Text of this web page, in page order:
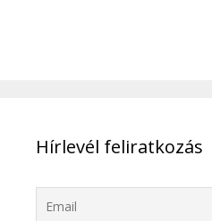
Hírlevél feliratkozás